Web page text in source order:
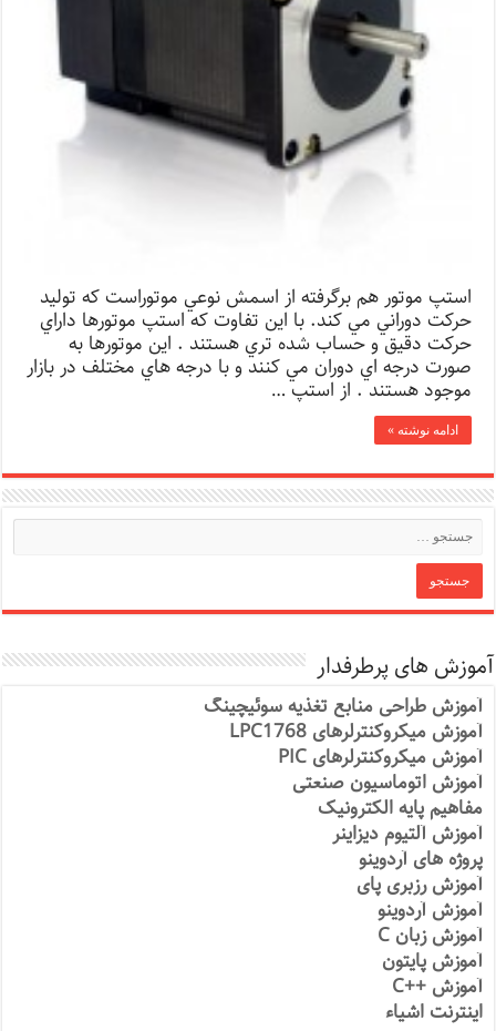
استپ موتور هم برگرفته از اسمش نوعي موتوراست كه توليد
حركت دوراني مي كند. با اين تفاوت كه استپ موتورها داراي
حركت دقيق و حساب شده تري هستند . اين موتورها به
صورت درجه اي دوران مي كنند و با درجه هاي مختلف در بازار
موجود هستند . از استپ …
ادامه نوشته »
آموزش های پرطرفدار
آموزش طراحی منابع تغذیه سوئیچینگ
آموزش میکروکنترلرهای LPC1768
آموزش میکروکنترلرهای PIC
آموزش اتوماسیون صنعتی
مفاهیم پایه الکترونیک
آموزش آلتیوم دیزاینر
پروژه های آردوینو
آموزش رزبری پای
آموزش آردوینو
آموزش زبان C
آموزش پایتون
آموزش ++C
اینترنت اشیاء